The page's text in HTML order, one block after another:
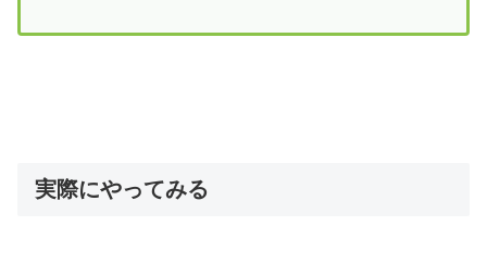
実際にやってみる